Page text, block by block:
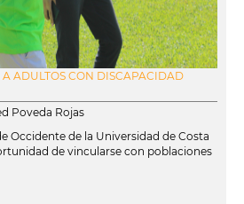
ADULTOS CON DISCAPACIDAD
Poveda Rojas
Occidente de la Universidad de Costa
de vincularse con poblaciones